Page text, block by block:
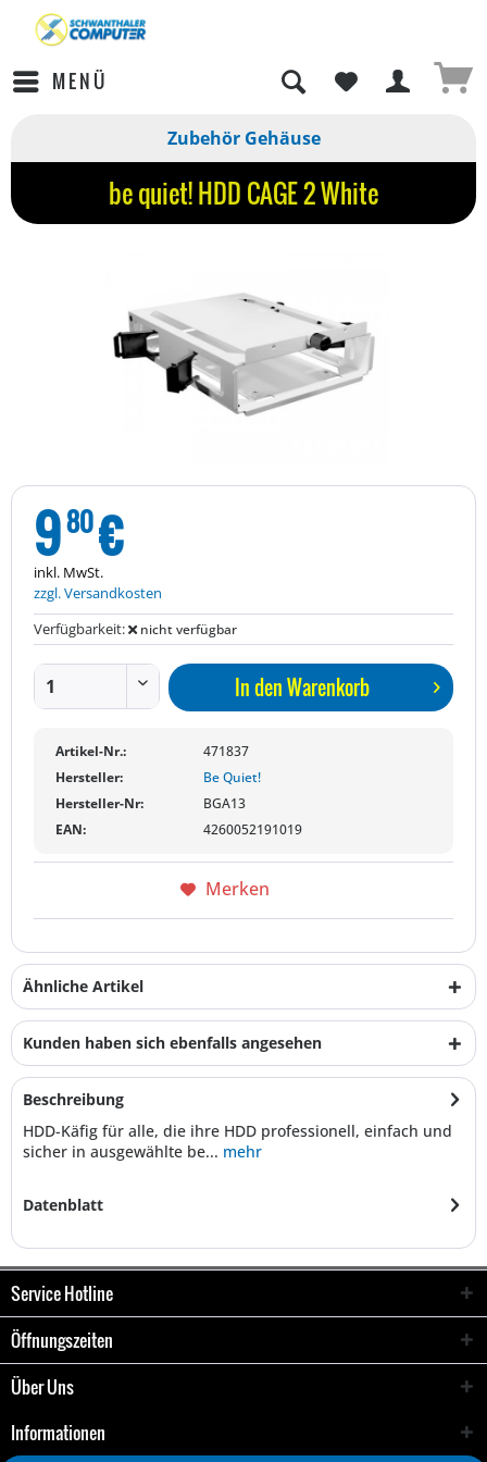
MENÜ
Zubehör Gehäuse
be quiet! HDD CAGE 2 White
980€
inkl. MwSt.
zzgl. Versandkosten
Verfügbarkeit:
nicht verfügbar
In denWarenkorb
Artikel-Nr.:
471837
Hersteller:
Be Quiet!
Hersteller-Nr:
BGA13
EAN:
4260052191019
Merken
Ähnliche Artikel
Kunden haben sich ebenfalls angesehen
Beschreibung
HDD-Käfig für alle, die ihre HDD professionell, einfach und
sicher in ausgewählte be... mehr
Datenblatt
Service Hotline
Öffnungszeiten
Über Uns
Informationen